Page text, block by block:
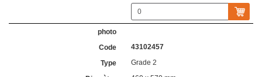
43102457
Grade 2